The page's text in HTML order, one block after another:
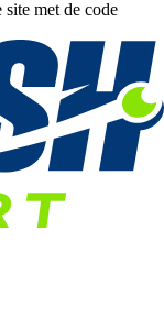
met de code